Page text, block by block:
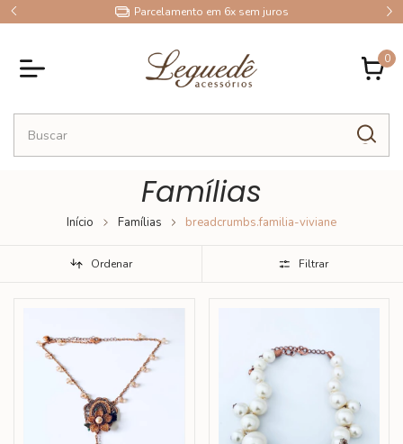
10% OFF no Pix
0
Famílias
Início Famílias breadcrumbs.familia-viviane
Ordenar Filtrar